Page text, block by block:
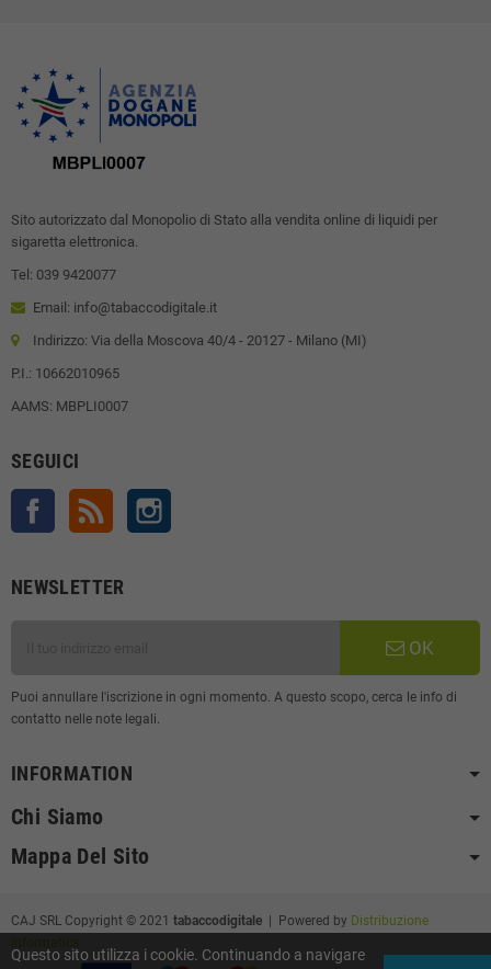
Sito autorizzato dal Monopolio di Stato alla vendita online di liquidi per
sigaretta elettronica.
Tel: 039 9420077
Email: info@tabaccodigitale.it
Indirizzo: Via della Moscova 40/4 - 20127 - Milano (MI)
P.I.: 10662010965
AAMS: MBPLI0007
SEGUICI
Facebook Rss
NEWSLETTER
OK
Puoi annullare l'iscrizione in ogni momento. A questo scopo, cerca le info di
contatto nelle note legali.
INFORMATION
Chi Siamo
Mappa Del Sito
CAJ SRL Copyright © 2021 tabaccodigitale | Powered by Distribuzione
Informatica
Questo sito utilizza i cookie. Continuando a navigare